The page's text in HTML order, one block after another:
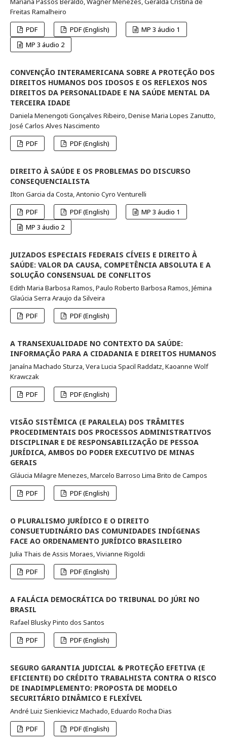
Freitas Ramalheiro
PDF
PDF (English)
MP 3 áudio 1
MP 3 áudio 2
CONVENÇÃO INTERAMERICANA SOBRE A PROTEÇÃO DOS
DIREITOS HUMANOS DOS IDOSOS E OS REFLEXOS NOS
DIREITOS DA PERSONALIDADE E NA SAÚDE MENTAL DA
TERCEIRA IDADE
Daniela Menengoti Gonçalves Ribeiro, Denise Maria Lopes Zanutto,
José Carlos Alves Nascimento
PDF
PDF (English)
DIREITO À SAÚDE E OS PROBLEMAS DO DISCURSO
CONSEQUENCIALISTA
Ilton Garcia da Costa, Antonio Cyro Venturelli
PDF
PDF (English)
MP 3 áudio 1
MP 3 áudio 2
JUIZADOS ESPECIAIS FEDERAIS CÍVEIS E DIREITO À
SAÚDE: VALOR DA CAUSA, COMPETÊNCIA ABSOLUTA E A
SOLUÇÃO CONSENSUAL DE CONFLITOS
Edith Maria Barbosa Ramos, Paulo Roberto Barbosa Ramos, Jémina
Glaúcia Serra Araujo da Silveira
PDF
PDF (English)
A TRANSEXUALIDADE NO CONTEXTO DA SAÚDE:
INFORMAÇÃO PARA A CIDADANIA E DIREITOS HUMANOS
Janaína Machado Sturza, Vera Lucia Spacil Raddatz, Kaoanne Wolf
Krawczak
PDF
PDF (English)
VISÃO SISTÊMICA (E PARALELA) DOS TRÂMITES
PROCEDIMENTAIS DOS PROCESSOS ADMINISTRATIVOS
DISCIPLINAR E DE RESPONSABILIZAÇÃO DE PESSOA
JURÍDICA, AMBOS DO PODER EXECUTIVO DE MINAS
GERAIS
Gláucia Milagre Menezes, Marcelo Barroso Lima Brito de Campos
PDF
PDF (English)
O PLURALISMO JURÍDICO E O DIREITO
CONSUETUDINÁRIO DAS COMUNIDADES INDÍGENAS
FACE AO ORDENAMENTO JURÍDICO BRASILEIRO
Julia Thais de Assis Moraes, Vivianne Rigoldi
PDF
PDF (English)
A FALÁCIA DEMOCRÁTICA DO TRIBUNAL DO JÚRI NO
BRASIL
Rafael Blusky Pinto dos Santos
PDF
PDF (English)
SEGURO GARANTIA JUDICIAL & PROTEÇÃO EFETIVA (E
EFICIENTE) DO CRÉDITO TRABALHISTA CONTRA O RISCO
DE INADIMPLEMENTO: PROPOSTA DE MODELO
SECURITÁRIO DINÂMICO E FLEXÍVEL
André Luiz Sienkievicz Machado, Eduardo Rocha Dias
PDF
PDF (English)